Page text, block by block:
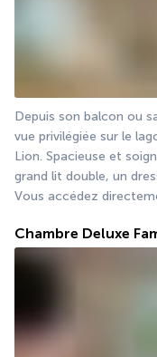
Depuis son balcon ou
vue privilégiée sur le
Lion. Spacieuse et
grand lit double, un
Vous accédez
Chambre Deluxe